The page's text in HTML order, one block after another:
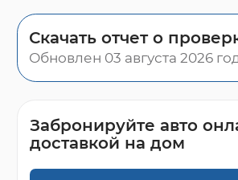
Скачать отчет о
Обновлен 03 августа 2026
Забронируйте авто
доставкой на дом